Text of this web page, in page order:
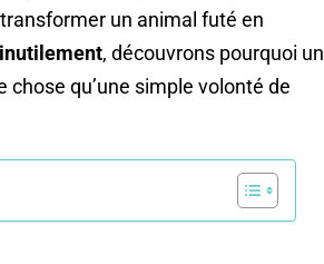
un animal futé en
inutilement, découvrons pourquoi un
qu’une simple volonté de